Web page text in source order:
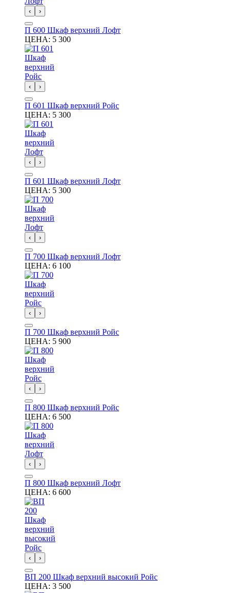
‹ ›
П 600 Шкаф верхний Лофт
ЦЕНА: 5 300
‹ ›
П 601 Шкаф верхний Ройс
ЦЕНА: 5 300
‹ ›
П 601 Шкаф верхний Лофт
ЦЕНА: 5 300
‹ ›
П 700 Шкаф верхний Лофт
ЦЕНА: 6 100
‹ ›
П 700 Шкаф верхний Ройс
ЦЕНА: 5 900
‹ ›
П 800 Шкаф верхний Ройс
ЦЕНА: 6 500
‹ ›
П 800 Шкаф верхний Лофт
ЦЕНА: 6 600
‹ ›
ВП 200 Шкаф верхний высокий Ройс
ЦЕНА: 3 500